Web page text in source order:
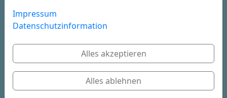
Löschungen und Erneuerung von Registrierungen
Beschwerdeverfahren
Support-Hotline
Impressum
Datenschutzinformation
Alles ablehnen
Alles akzeptieren